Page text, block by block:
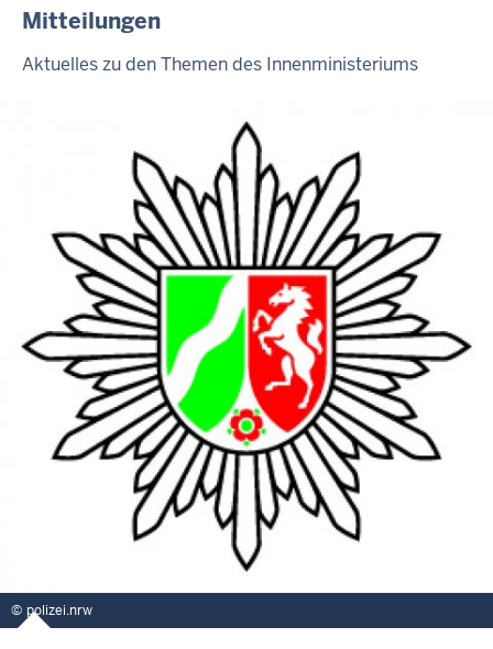
Mitteilungen
Aktuelles zu den Themen des Innenministeriums
polizei.nrw